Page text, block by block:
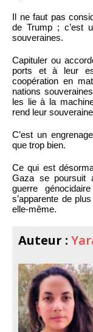
Il ne faut pas
de Trump ; c’est
souveraines.
Capituler ou
ports et à leur
coopération en
nations
les lie à la
rend leur
C’est un
que trop bien.
Ce qui est
Gaza se poursuit
guerre
s’apparente de
elle-même.
Auteur :